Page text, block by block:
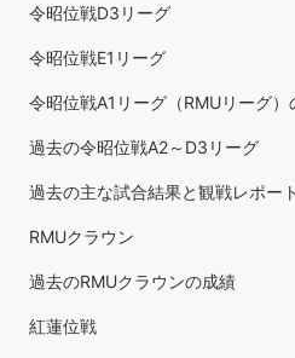
令昭位戦D3リーグ
令昭位戦E1リーグ
令昭位戦A1リーグ（RMUリーグ
過去の令昭位戦A2～D3リーグ
過去の主な試合結果と観戦レポート
RMUクラウン
過去のRMUクラウンの成績
紅蓮位戦